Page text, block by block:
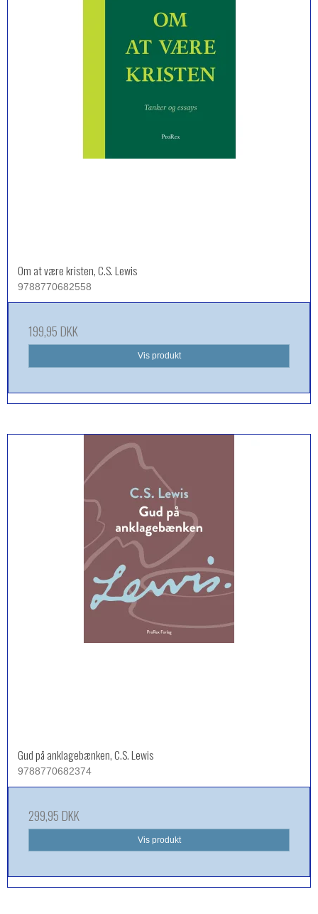
Om at være kristen, C.S. Lewis
9788770682558
199,95 DKK
Vis produkt
Gud på anklagebænken, C.S. Lewis
9788770682374
299,95 DKK
Vis produkt